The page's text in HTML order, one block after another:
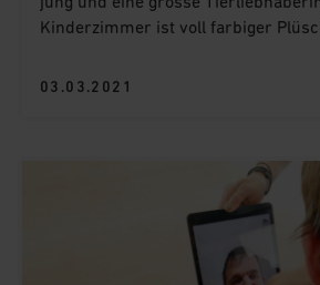
jung und eine grosse
Kinderzimmer ist voll farbiger
sie mit ihrem grauen Tigerli spielt.
ausgeglichenes und fröhliches Kind.
03.03.2021